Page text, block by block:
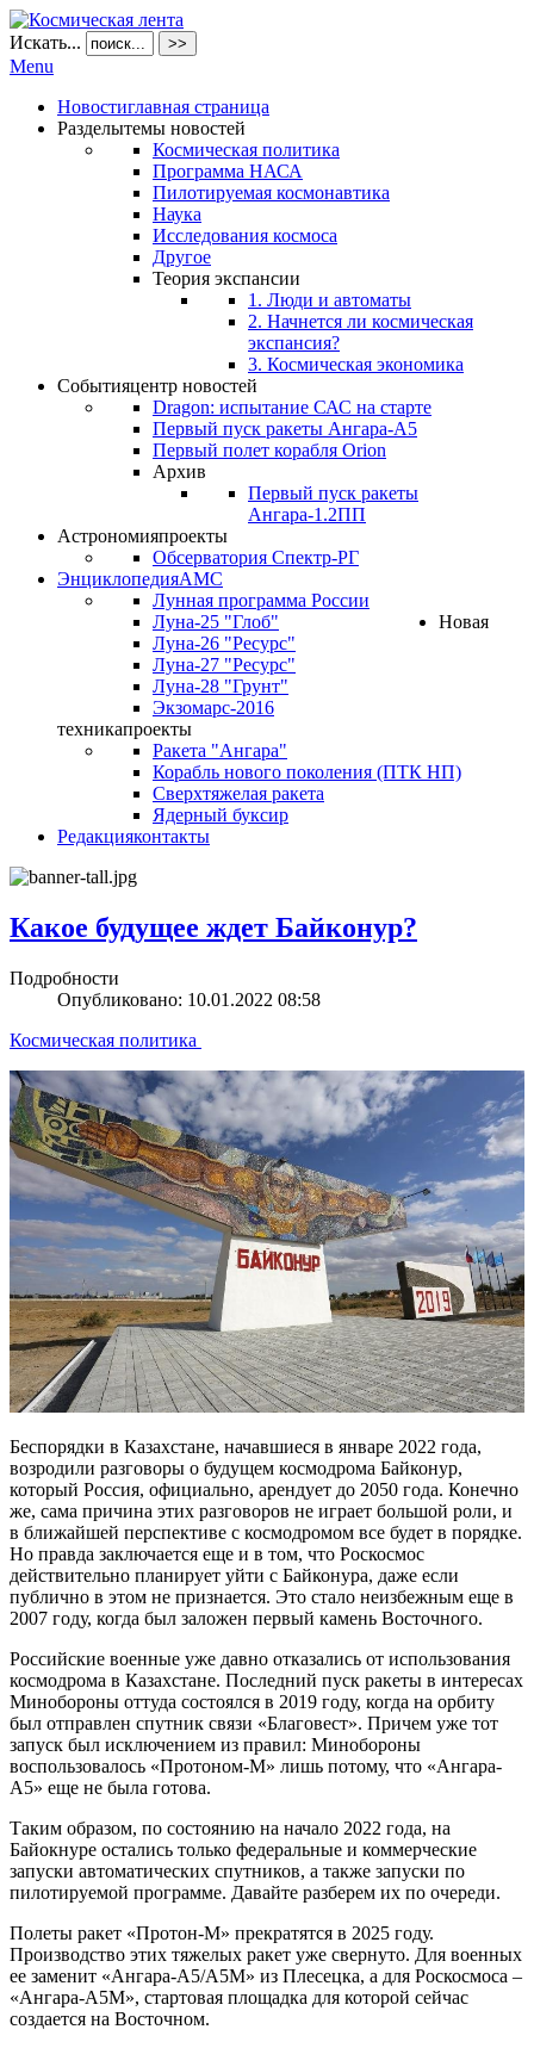
Искать... >>
Menu
Новостиглавная страница
Разделытемы новостей
Космическая политика
Программа НАСА
Пилотируемая космонавтика
Наука
Исследования космоса
Другое
Теория экспансии
1. Люди и автоматы
2. Начнется ли космическая
экспансия?
3. Космическая экономика
Событияцентр новостей
Dragon: испытание САС на старте
Первый пуск ракеты Ангара-А5
Первый полет корабля Orion
Архив
Первый пуск ракеты
Ангара-1.2ПП
Астрономияпроекты
Обсерватория Спектр-РГ
ЭнциклопедияАМС
Лунная программа России
Луна-25 "Глоб"
Луна-26 "Ресурс"
Луна-27 "Ресурс"
Луна-28 "Грунт"
Экзомарс-2016
Новая
техникапроекты
Ракета "Ангара"
Корабль нового поколения (ПТК НП)
Сверхтяжелая ракета
Ядерный буксир
Редакцияконтакты
Какое будущее ждет Байконур?
Подробности
Опубликовано: 10.01.2022 08:58
Космическая политика
Беспорядки в Казахстане, начавшиеся в январе 2022 года,
возродили разговоры о будущем космодрома Байконур,
который Россия, официально, арендует до 2050 года. Конечно
же, сама причина этих разговоров не играет большой роли, и
в ближайшей перспективе с космодромом все будет в порядке.
Но правда заключается еще и в том, что Роскосмос
действительно планирует уйти с Байконура, даже если
публично в этом не признается. Это стало неизбежным еще в
2007 году, когда был заложен первый камень Восточного.
Российские военные уже давно отказались от использования
космодрома в Казахстане. Последний пуск ракеты в интересах
Минобороны оттуда состоялся в 2019 году, когда на орбиту
был отправлен спутник связи «Благовест». Причем уже тот
запуск был исключением из правил: Минобороны
воспользовалось «Протоном-М» лишь потому, что «Ангара-
А5» еще не была готова.
Таким образом, по состоянию на начало 2022 года, на
Байокнуре остались только федеральные и коммерческие
запуски автоматических спутников, а также запуски по
пилотируемой программе. Давайте разберем их по очереди.
Полеты ракет «Протон-М» прекратятся в 2025 году.
Производство этих тяжелых ракет уже свернуто. Для военных
ее заменит «Ангара-А5/А5М» из Плесецка, а для Роскосмоса –
«Ангара-А5М», стартовая площадка для которой сейчас
создается на Восточном.